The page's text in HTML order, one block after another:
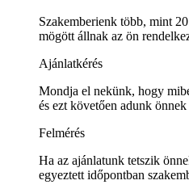
Szakemberienk több, mint
mögött állnak az ön
Ajánlatkérés
Mondja el nekünk, hogy
és ezt követően adunk
Felmérés
Ha az ajánlatunk tetszik
egyeztett időpontban